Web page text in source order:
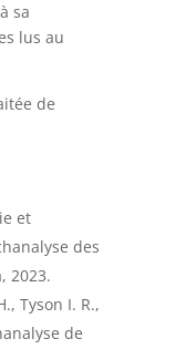
sa
lus au
de
et
des
2023.
Tyson I. R.,
de